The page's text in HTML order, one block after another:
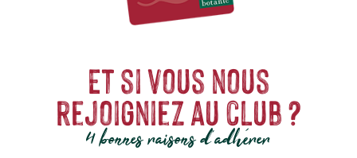
Et si vous nous
rejoigniez au club ?
4 bonnes raisons d'adhérer